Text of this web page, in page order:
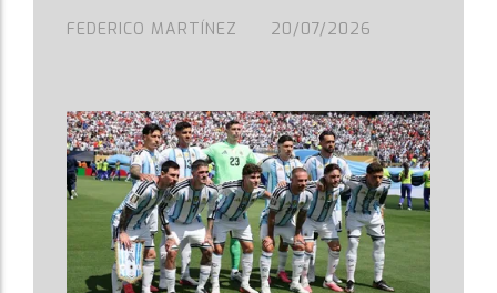
FEDERICO MARTÍNEZ 20/07/2026